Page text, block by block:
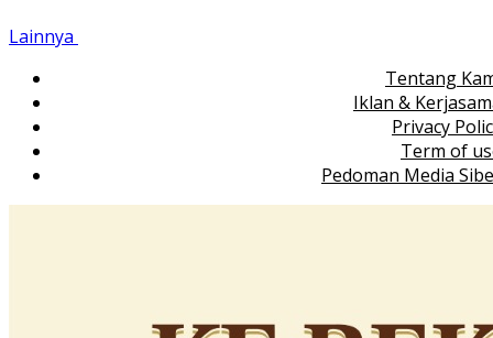
Lainnya
Tentang
Iklan &
Privacy
Term of
Pedoman Media